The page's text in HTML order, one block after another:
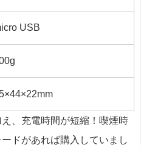
USB
、充電時間が短縮！喫煙時
ドがあれば購入していまし